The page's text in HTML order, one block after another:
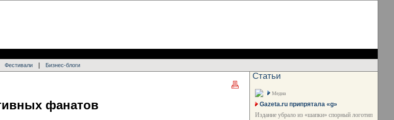
Фестивали Бизнес-блоги
фанатов
Статьи
Медиа
Gazeta.ru припрятала «g»
Издание убрало из «шапки» спорный логотип